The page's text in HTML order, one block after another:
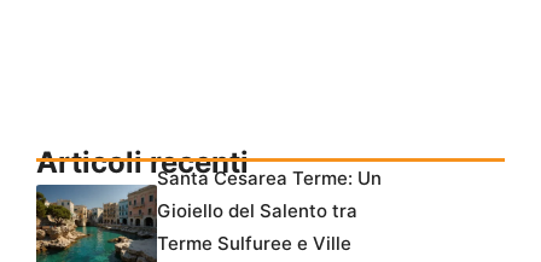
Articoli recentiSanta Cesarea Terme: Un
Gioiello del Salento tra
Terme Sulfuree e Ville